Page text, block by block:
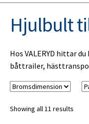
Hjulbult
Hos VALERYD hittar
båttrailer,
Hjulbultar är viktiga
efter gänga, längd,
Showing all 11 results